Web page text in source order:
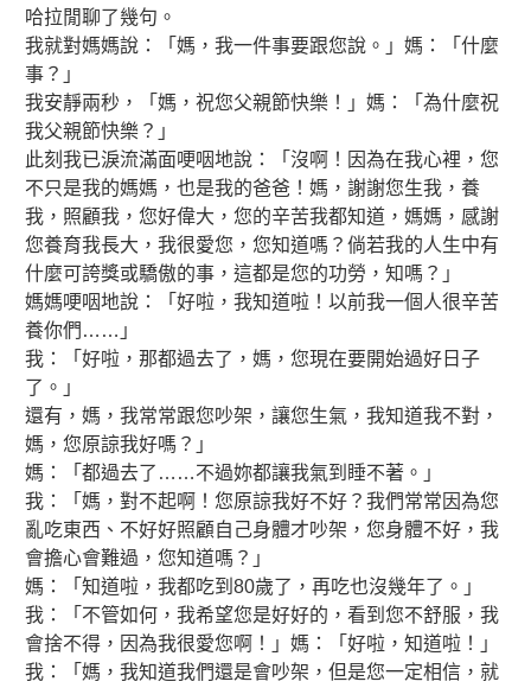
哈拉閒聊了幾句。
我就對媽媽說：「媽，我一件事要跟您說。」媽：「什麼
事？」
我安靜兩秒，「媽，祝您父親節快樂！」媽：「為什麼祝
我父親節快樂？」
此刻我已淚流滿面哽咽地說：「沒啊！因為在我心裡，您
不只是我的媽媽，也是我的爸爸！媽，謝謝您生我，養
我，照顧我，您好偉大，您的辛苦我都知道，媽媽，感謝
您養育我長大，我很愛您，您知道嗎？倘若我的人生中有
什麼可誇獎或驕傲的事，這都是您的功勞，知嗎？」
媽媽哽咽地說：「好啦，我知道啦！以前我一個人很辛苦
養你們……」
我：「好啦，那都過去了，媽，您現在要開始過好日子
了。」
還有，媽，我常常跟您吵架，讓您生氣，我知道我不對，
媽，您原諒我好嗎？」
媽：「都過去了……不過妳都讓我氣到睡不著。」
我：「媽，對不起啊！您原諒我好不好？我們常常因為您
亂吃東西、不好好照顧自己身體才吵架，您身體不好，我
會擔心會難過，您知道嗎？」
媽：「知道啦，我都吃到80歲了，再吃也沒幾年了。」
我：「不管如何，我希望您是好好的，看到您不舒服，我
會捨不得，因為我很愛您啊！」媽：「好啦，知道啦！」
我：「媽，我知道我們還是會吵架，但是您一定相信，就